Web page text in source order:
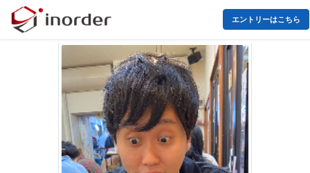
エントリーはこちら